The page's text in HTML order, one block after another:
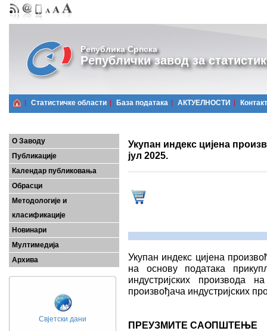
Република Српска
Републички завод за
Статистичке области Базa података АКТУЕЛНОСТИ Контакт
О Заводу
Публикације
Календар публиковања
Обрасци
Методологије и
класификације
Новинари
Мултимедија
Архива
Свјетски дани
Укупан индекс цијена
јул 2025.
Укупан индекс цијена
на основу података
индустријских производа
произвођача индустријских
ПРЕУЗМИТЕ САОПШТЕЊЕ